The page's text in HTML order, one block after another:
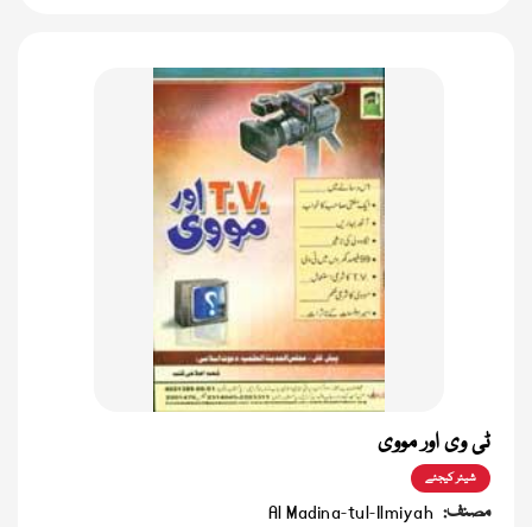
ٹی وی اور مووی
شیئر کیجئے
مصنف: Al Madina-tul-Ilmiyah